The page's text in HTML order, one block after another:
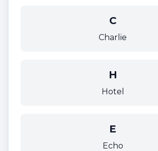
C
Charlie
H
Hotel
E
Echo